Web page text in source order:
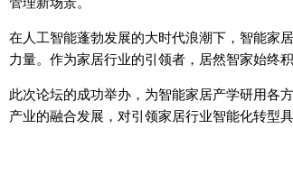
在人工智能蓬勃发展的大时代浪潮下，智能家
力量。作为家居行业的引领者，居然智家始终
此次论坛的成功举办，为智能家居产学研用各
产业的融合发展，对引领家居行业智能化转型具